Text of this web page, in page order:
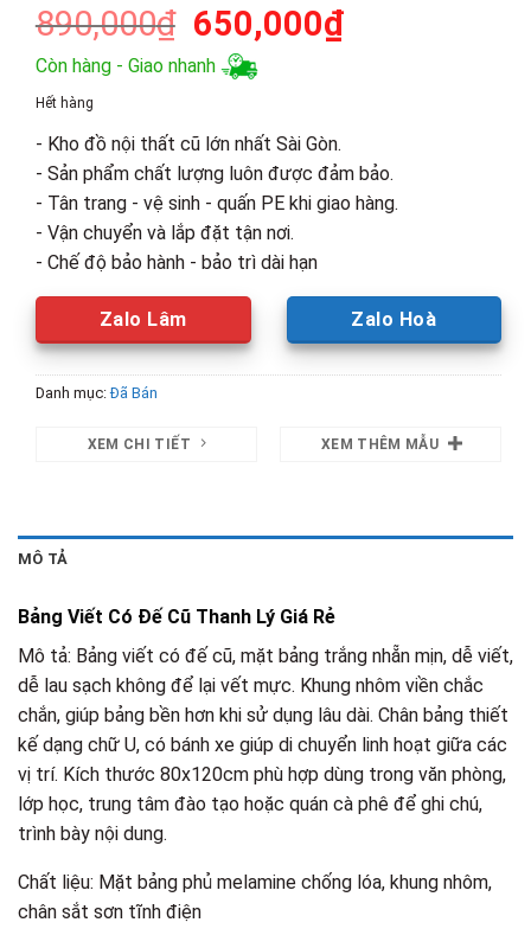
890,000₫ Giá
gốc
650,000₫Giá
650,000₫.
Còn hàng - Giao nhanh
Hết hàng
- Kho đồ nội thất cũ lớn nhất Sài Gòn.
- Sản phẩm chất lượng luôn được đảm bảo.
- Tân trang - vệ sinh - quấn PE khi giao hàng.
- Vận chuyển và lắp đặt tận nơi.
- Chế độ bảo hành - bảo trì dài hạn
Zalo Lâm Zalo Hoà
Danh mục:Đã Bán
XEM CHI TIẾT XEM THÊM MẪU
MÔ TẢ
Bảng Viết Có Đế Cũ Thanh Lý Giá Rẻ
Mô tả: Bảng viết có đế cũ, mặt bảng trắng nhẵn mịn, dễ viết,
dễ lau sạch không để lại vết mực. Khung nhôm viền chắc
chắn, giúp bảng bền hơn khi sử dụng lâu dài. Chân bảng thiết
kế dạng chữ U, có bánh xe giúp di chuyển linh hoạt giữa các
vị trí. Kích thước 80x120cm phù hợp dùng trong văn phòng,
lớp học, trung tâm đào tạo hoặc quán cà phê để ghi chú,
trình bày nội dung.
Chất liệu: Mặt bảng phủ melamine chống lóa, khung nhôm,
chân sắt sơn tĩnh điện